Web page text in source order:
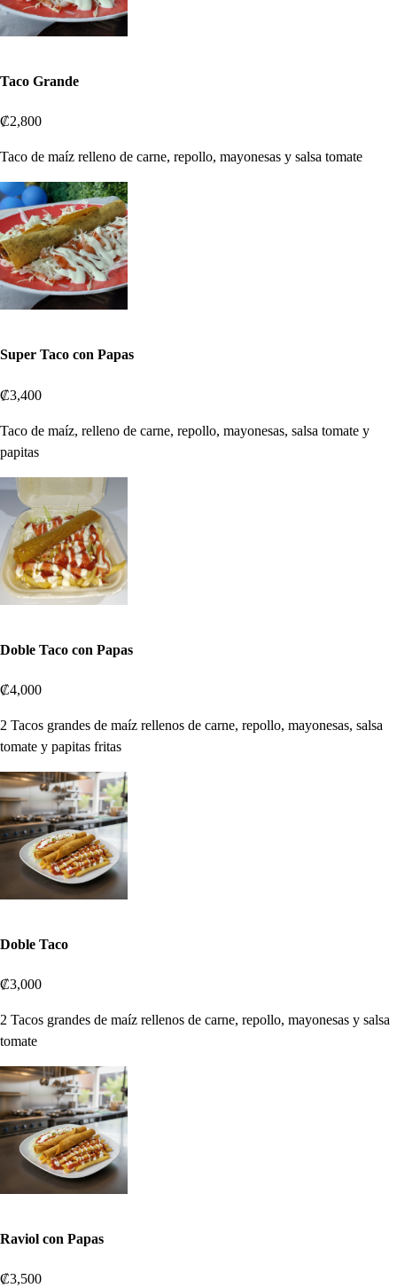
Taco Grande
₡2,800
Taco de maíz relleno de carne, repollo, mayonesas y salsa tomate
Super Taco con Papas
₡3,400
Taco de maíz, relleno de carne, repollo, mayonesas, salsa tomate y
papitas
Doble Taco con Papas
₡4,000
2 Tacos grandes de maíz rellenos de carne, repollo, mayonesas, salsa
tomate y papitas fritas
Doble Taco
₡3,000
2 Tacos grandes de maíz rellenos de carne, repollo, mayonesas y salsa
tomate
Raviol con Papas
₡3,500